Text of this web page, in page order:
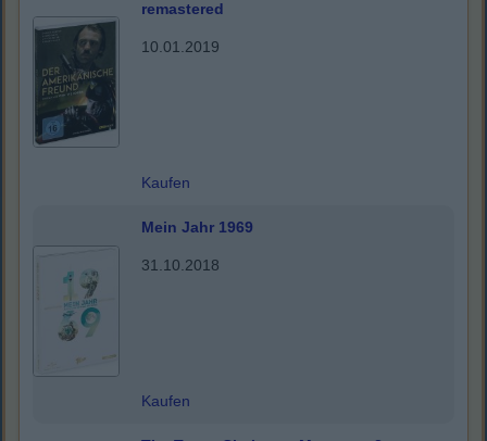
remastered
10.01.2019
Kaufen
Mein Jahr 1969
31.10.2018
Kaufen